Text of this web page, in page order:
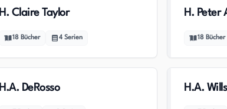
H. Claire Taylor
18 Bücher 4 Serien
H. Peter
18 Bücher
H.A. DeRosso H.A. Wills